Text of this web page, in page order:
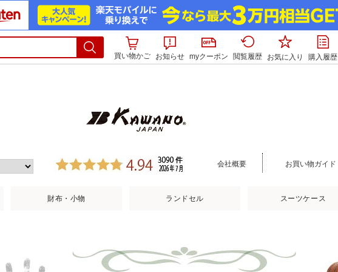
買い物かご お知らせ myクーポン 閲覧履歴 お気に入り 購入履歴